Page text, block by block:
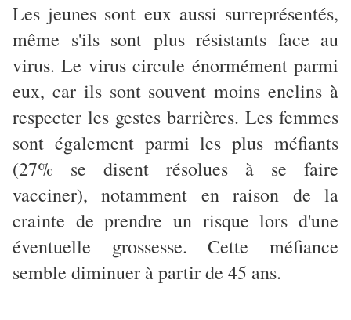
Les jeunes sont eux aussi surreprésentés,
même s'ils sont plus résistants face au
virus. Le virus circule énormément parmi
eux, car ils sont souvent moins enclins à
respecter les gestes barrières. Les femmes
sont également parmi les plus méfiants
(27% se disent résolues à se faire
vacciner), notamment en raison de la
crainte de prendre un risque lors d'une
éventuelle grossesse. Cette méfiance
semble diminuer à partir de 45 ans.